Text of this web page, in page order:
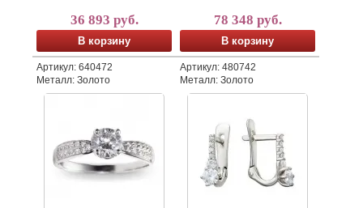
36 893 руб.
В корзину
Артикул: 640472
Металл: Золото
78 348 руб.
В корзину
Артикул: 480742
Металл: Золото
Стильное кольцо фианит белое золотоСерьги с дорожкой фианитов